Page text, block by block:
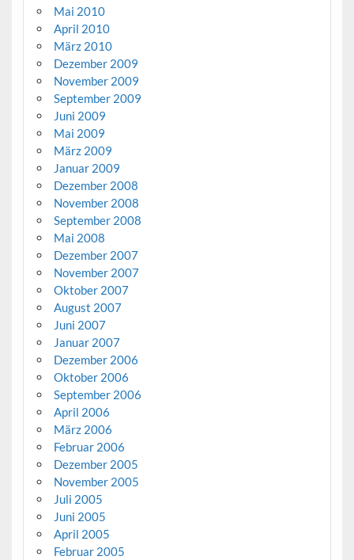
Mai 2010
April 2010
März 2010
Dezember 2009
November 2009
September 2009
Juni 2009
Mai 2009
März 2009
Januar 2009
Dezember 2008
November 2008
September 2008
Mai 2008
Dezember 2007
November 2007
Oktober 2007
August 2007
Juni 2007
Januar 2007
Dezember 2006
Oktober 2006
September 2006
April 2006
März 2006
Februar 2006
Dezember 2005
November 2005
Juli 2005
Juni 2005
April 2005
Februar 2005